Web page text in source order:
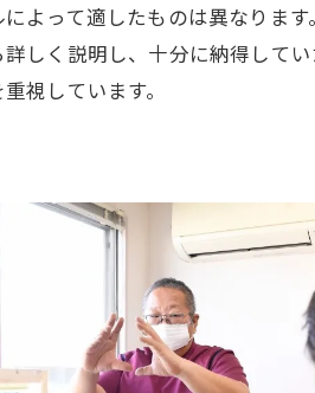
によって適したものは異なりま
しく説明し、十分に納得して
視しています。